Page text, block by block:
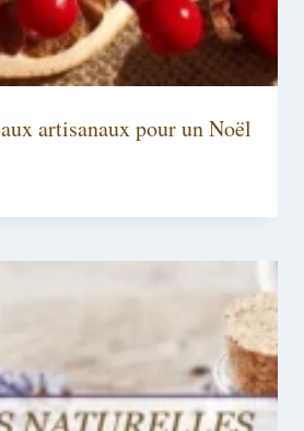
artisanaux pour un Noël